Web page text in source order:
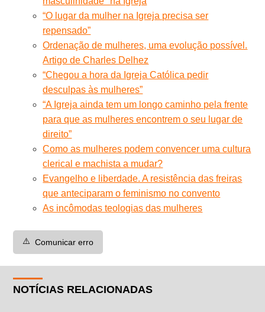
“O lugar da mulher na Igreja precisa ser
repensado”
Ordenação de mulheres, uma evolução possível.
Artigo de Charles Delhez
“Chegou a hora da Igreja Católica pedir
desculpas às mulheres”
“A Igreja ainda tem um longo caminho pela frente
para que as mulheres encontrem o seu lugar de
direito”
Como as mulheres podem convencer uma cultura
clerical e machista a mudar?
Evangelho e liberdade. A resistência das freiras
que anteciparam o feminismo no convento
As incômodas teologias das mulheres
⚠️ Comunicar erro
NOTÍCIAS RELACIONADAS